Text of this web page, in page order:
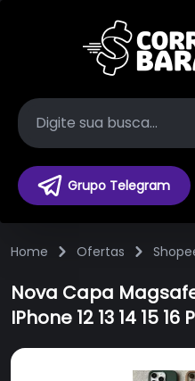
Grupo Telegram
Home Ofertas
Nova Capa
IPhone 12 13 14 15
Adsorção